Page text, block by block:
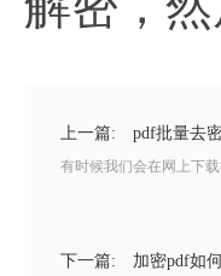
上一篇: pdf批量去
有时候我们会在网上下
下一篇: 加密pdf如